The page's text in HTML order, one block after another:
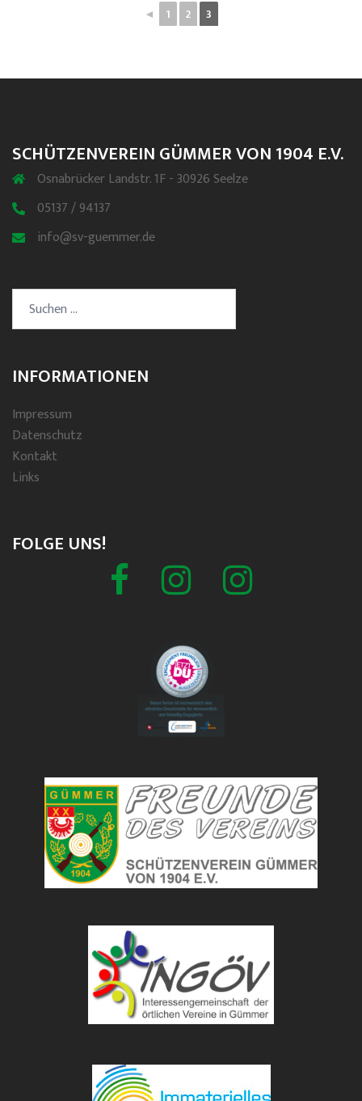
◄ 1 2 3
SCHÜTZENVEREIN GÜMMER VON 1904 E.V.
Osnabrücker Landstr. 1F - 30926 Seelze
05137 / 94137
info@sv-guemmer.de
Suchen
nach:
INFORMATIONEN
Impressum
Datenschutz
Kontakt
Links
FOLGE UNS!
Facebook SchützenvereinSpielmannszug